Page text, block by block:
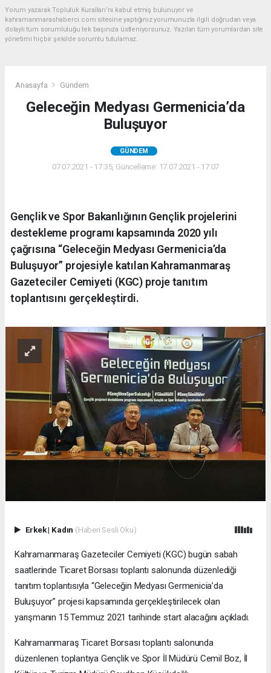
Yorum yazarak Topluluk Kuralları’nı kabul etmiş bulunuyor ve
kahramanmarashaberci.com sitesine yaptığınız yorumunuzla ilgili doğrudan veya
dolaylı tüm sorumluluğu tek başınıza üstleniyorsunuz. Yazılan tüm yorumlardan site
yönetimi hiçbir şekilde sorumlu tutulamaz.
Anasayfa Gündem
Geleceğin Medyası Germenicia’da
Buluşuyor
GÜNDEM
07.07.2021 - 17:35, Güncelleme: 17.07.2021 - 17:07
Gençlik ve Spor Bakanlığının Gençlik projelerini
destekleme programı kapsamında 2020 yılı
çağrısına “Geleceğin Medyası Germenicia’da
Buluşuyor” projesiyle katılan Kahramanmaraş
Gazeteciler Cemiyeti (KGC) proje tanıtım
toplantısını gerçekleştirdi.
Erkek| Kadın (Haberi Sesli Oku)
Kahramanmaraş Gazeteciler Cemiyeti (KGC) bugün sabah
saatlerinde Ticaret Borsası toplantı salonunda düzenlediği
tanıtım toplantısıyla “Geleceğin Medyası Germenicia’da
Buluşuyor” projesi kapsamında gerçekleştirilecek olan
yarışmanın 15 Temmuz 2021 tarihinde start alacağını açıkladı.
Kahramanmaraş Ticaret Borsası toplantı salonunda
düzenlenen toplantıya Gençlik ve Spor İl Müdürü Cemil Boz, İl